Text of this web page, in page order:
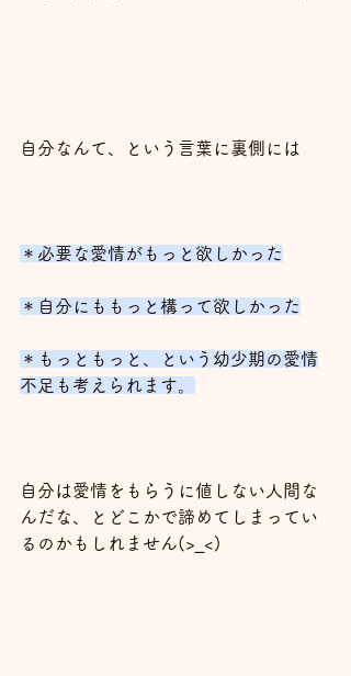
自分なんて、という言葉に裏側には
＊必要な愛情がもっと欲しかった
＊自分にももっと構って欲しかった
＊もっともっと、という幼少期の愛情
不足も考えられます。
自分は愛情をもらうに値しない人間な
んだな、とどこかで諦めてしまってい
るのかもしれません(>_<)